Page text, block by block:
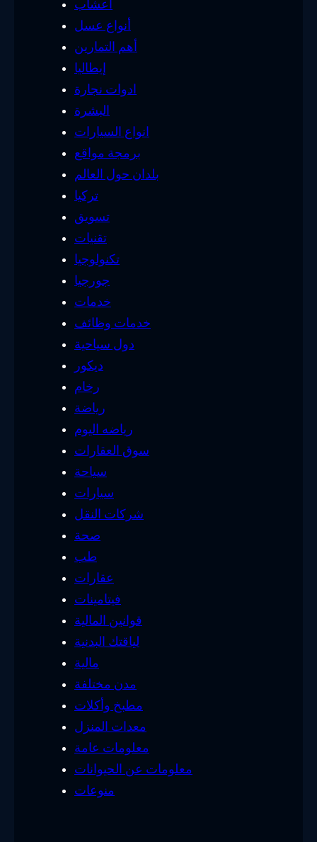
أعشاب
أنواع عسل
أهم التمارين
إيطاليا
ادوات نجارة
البشرة
انواع السيارات
برمجة مواقع
بلدان حول العالم
تركيا
تسويق
تقنيات
تكنولوجيا
جورجيا
خدمات
خدمات وظائف
دول سياحية
ديكور
رخام
رياضة
رياضه اليوم
سوق العقارات
سياحة
سيارات
شركات النقل
صحة
طب
عقارات
فيتامينات
قوانين المالية
لياقتك البدنية
مالية
مدن مختلفة
مطبخ وأكلات
معدات المنزل
معلومات عامة
معلومات عن الحيوانات
منوعات